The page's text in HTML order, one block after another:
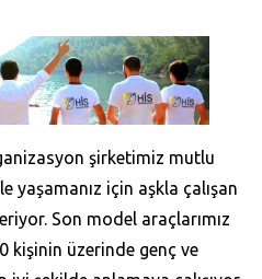
şirketimiz mutlu
yaşamanız için aşkla çalışan
Son model araçlarımız
kişinin üzerinde genç ve